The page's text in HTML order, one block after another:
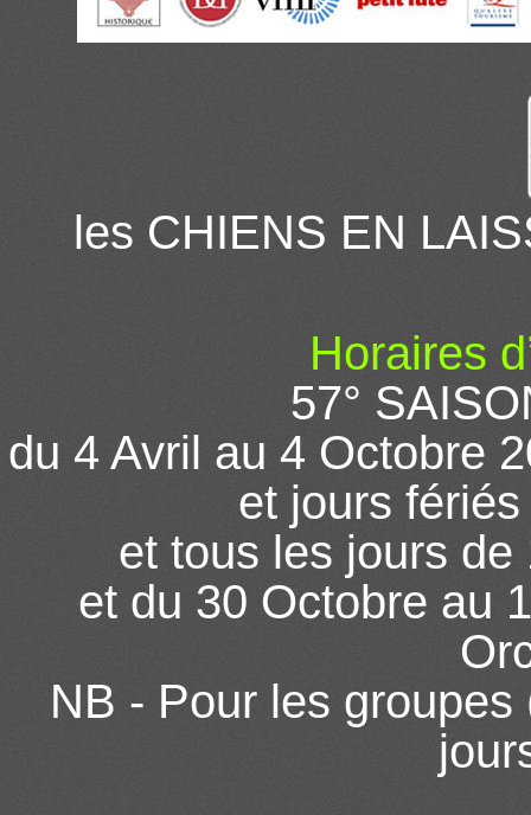
les CHIENS EN
Horaires
57°
du 4 Avril au 4 Octobre
et jours
et tous les jours
et du 30 Octobre au
NB - Pour les